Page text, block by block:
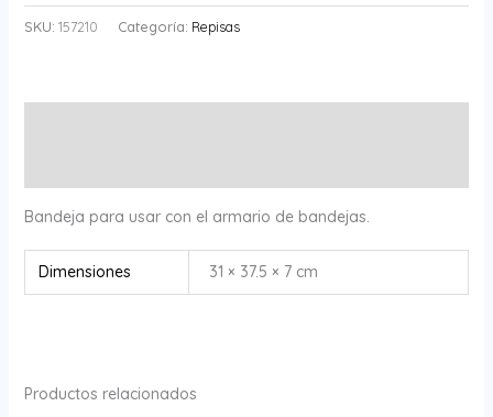
SKU: 157210 Categoría: Repisas
Bandeja para usar con el armario de bandejas.
Dimensiones 31 × 37.5 × 7 cm
Productos relacionados